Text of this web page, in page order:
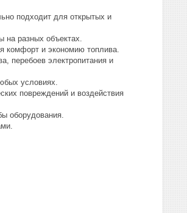
подходит для открытых и
на разных объектах.
комфорт и экономию топлива.
перебоев электропитания и
условиях.
повреждений и воздействия
оборудования.